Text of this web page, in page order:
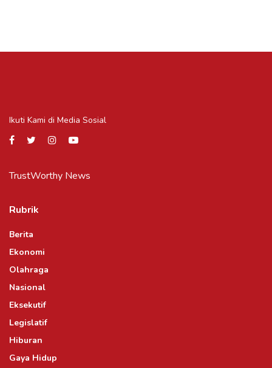
Ikuti Kami di Media Sosial
TrustWorthy News
Rubrik
Berita
Ekonomi
Olahraga
Nasional
Eksekutif
Legislatif
Hiburan
Gaya Hidup